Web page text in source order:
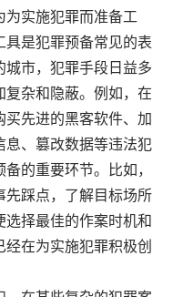
实施犯罪而准备工
是犯罪预备常见的表
市，犯罪手段日益多
杂和隐蔽。例如，在
先进的黑客软件、加
息、篡改数据等违法犯
的重要环节。比如，
先踩点，了解目标场所
择最佳的作案时机和
在为实施犯罪积极创